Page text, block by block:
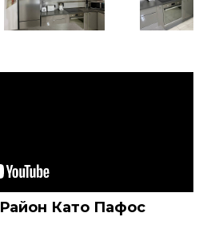
Район Като Пафос